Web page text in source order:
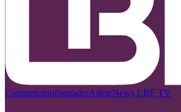
CompetizioniSquadreAtleteNews LBF TV